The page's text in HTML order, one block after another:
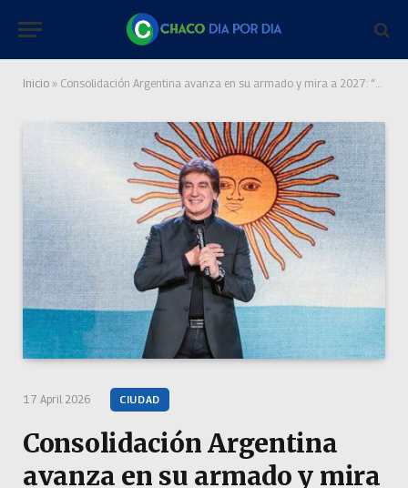
Inicio » Consolidación Argentina avanza en su armado y mira a 2027: “El apoyo a Dante Gebel ya se está viendo en todo el país”
17 April 2026 CIUDAD
Consolidación Argentina
avanza en su armado y mira